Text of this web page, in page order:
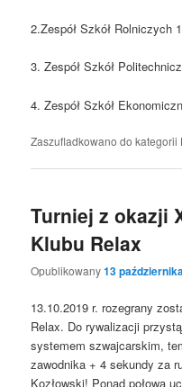
2.Zespół Szkół Rolniczych
3. Zespół Szkół
4. Zespół Szkół
Zaszufladkowano do kategorii
Turniej z okazji
Klubu Relax
Opublikowany13
13.10.2019 r. rozegrany
Relax. Do rywalizacji
systemem szwajcarskim,
zawodnika + 4 sekundy za
Kozłowski! Ponad połowa